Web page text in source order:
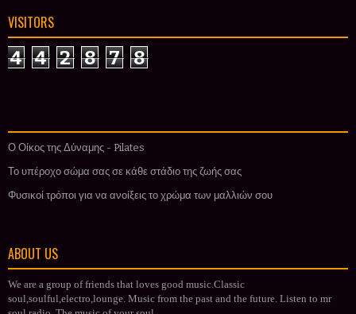
VISITORS
4 4 2 8 7 8
Ο Οίκος της Δύναμης - Pilates
Το υπέροχο σώμα σας σε κάθε στάδιο της ζωής σας
Φυσικοί τρόποι για να ανοίξεις το χρώμα των μαλλιών σου
ABOUT US
We are a group of friends that loves good music.Classic
soul,soulful,electro,lounge. Music from the past and the future. Listen to mr